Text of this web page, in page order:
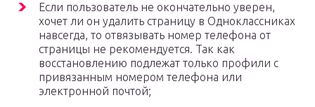
Если пользователь не окончательно уверен,
хочет ли он удалить страницу в Одноклассниках
навсегда, то отвязывать номер телефона от
страницы не рекомендуется. Так как
восстановлению подлежат только профили с
привязанным номером телефона или
электронной почтой;